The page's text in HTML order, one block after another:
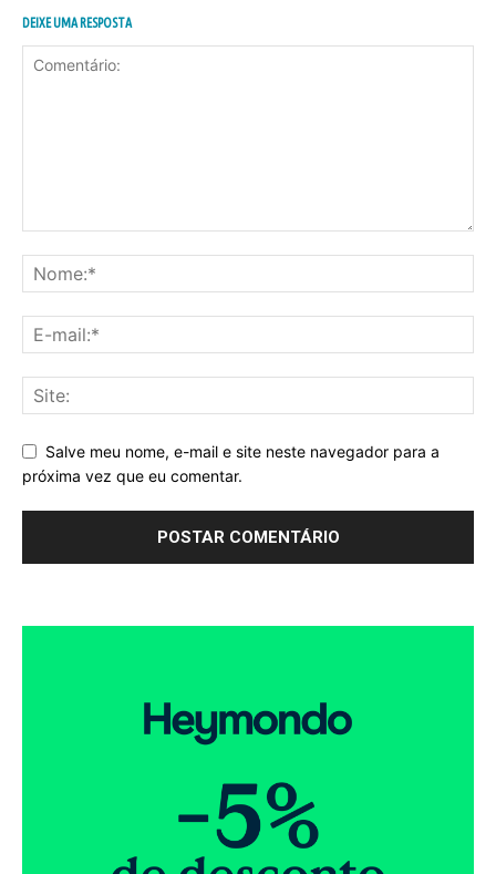
DEIXE UMA RESPOSTA
Salve meu nome, e-mail e site neste navegador para a
próxima vez que eu comentar.